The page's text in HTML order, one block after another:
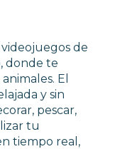
videojuegos de
donde te
El
y sin
pescar,
tu
tiempo real,